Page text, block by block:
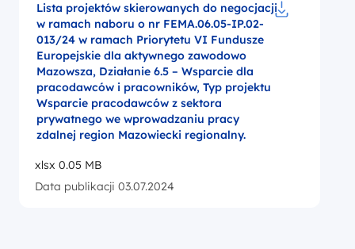
Lista projektów skierowanych do negocjacji
w ramach naboru o nr FEMA.06.05-IP.02-
013/24 w ramach Priorytetu VI Fundusze
Europejskie dla aktywnego zawodowo
Mazowsza, Działanie 6.5 – Wsparcie dla
pracodawców i pracowników, Typ projektu
Wsparcie pracodawców z sektora
prywatnego we wprowadzaniu pracy
zdalnej region Mazowiecki regionalny.
xlsx 0.05 MB
Data publikacji 03.07.2024